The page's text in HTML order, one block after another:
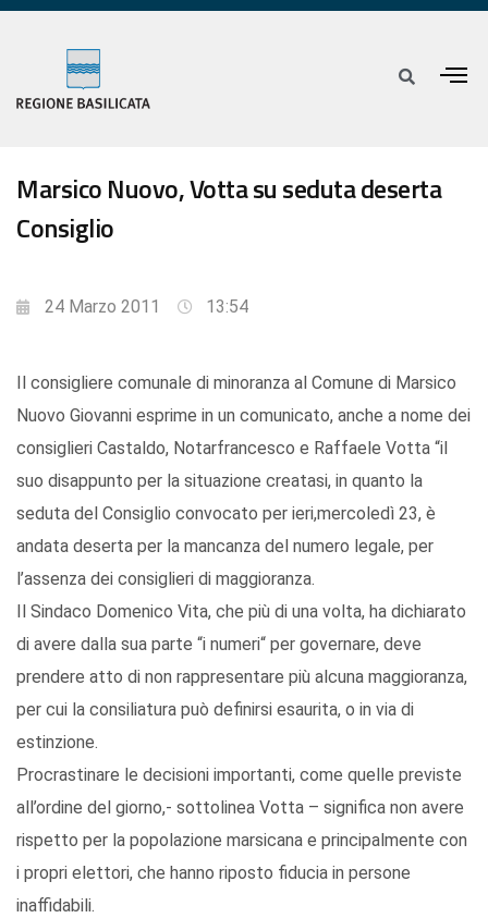
Marsico Nuovo, Votta su seduta deserta
Consiglio
24 Marzo 2011 13:54
Il consigliere comunale di minoranza al Comune di Marsico
Nuovo Giovanni esprime in un comunicato, anche a nome dei
consiglieri Castaldo, Notarfrancesco e Raffaele Votta “il
suo disappunto per la situazione creatasi, in quanto la
seduta del Consiglio convocato per ieri,mercoledì 23, è
andata deserta per la mancanza del numero legale, per
l’assenza dei consiglieri di maggioranza.
Il Sindaco Domenico Vita, che più di una volta, ha dichiarato
di avere dalla sua parte “i numeri“ per governare, deve
prendere atto di non rappresentare più alcuna maggioranza,
per cui la consiliatura può definirsi esaurita, o in via di
estinzione.
Procrastinare le decisioni importanti, come quelle previste
all’ordine del giorno,- sottolinea Votta – significa non avere
rispetto per la popolazione marsicana e principalmente con
i propri elettori, che hanno riposto fiducia in persone
inaffidabili.